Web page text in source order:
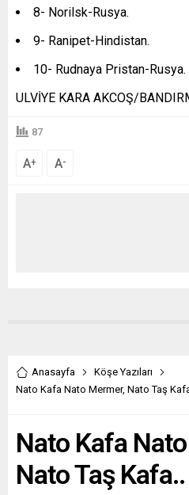
8- Norilsk-Rusya.
9- Ranipet-Hindistan.
10- Rudnaya Pristan-Rusya.
ULVİYE KARA AKCOŞ/
87
A+ A-
Anasayfa
Köşe Yazıları
Nato Kafa Nato Mermer, Nato Taş
Nato Kafa
Nato Taş Kafa..